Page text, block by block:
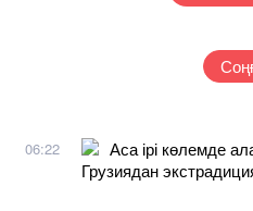
06:22
Аса ірі көлемде
Грузиядан